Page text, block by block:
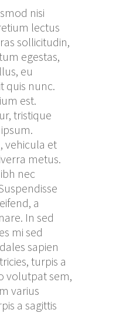
nisi
lectus
sollicitudin,
egestas,
eu
quis nunc.
est.
tristique
vehicula et
metus.
nec
a
In sed
mi sed
sapien
turpis a
volutpat sem,
varius
a sagittis